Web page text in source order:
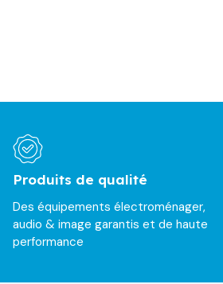
Produits de qualité
Des équipements électroménager,
audio & image garantis et de haute
performance